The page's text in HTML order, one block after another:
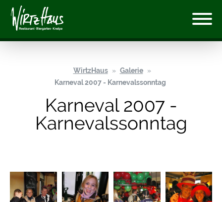
WirtzHaus
Galerie
Karneval 2007 - Karnevalssonntag
Karneval 2007 -
Karnevalssonntag